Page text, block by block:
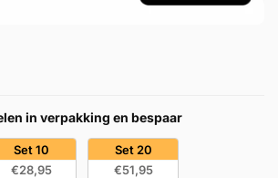
in verpakking en bespaar
Set 10
€28,95
Set 20
€51,95